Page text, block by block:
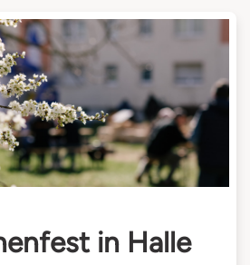
in Halle